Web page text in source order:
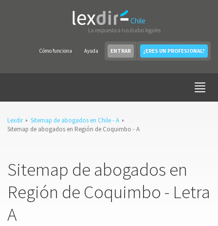
Chile
La respuesta a tus dudas legales
Cómo funciona Ayuda ENTRAR ¿ERES UN PROFESIONAL?
Lexdir
Sitemap de abogados en Chile - A
Sitemap de abogados en Región de Coquimbo - A
Sitemap de abogados en
Región de Coquimbo - Letra
A